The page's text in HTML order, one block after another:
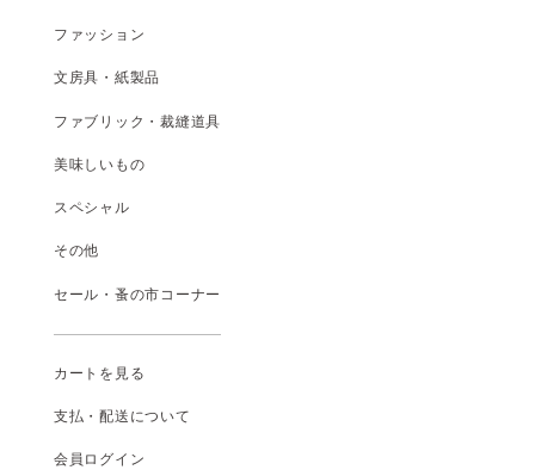
ファッション
文房具・紙製品
ファブリック・裁縫道具
美味しいもの
スペシャル
その他
セール・蚤の市コーナー
カートを見る
支払 ・配送について
会員ログイン